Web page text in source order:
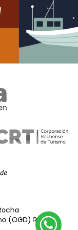
(OGD) Rocha